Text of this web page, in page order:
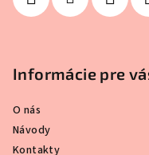
Informácie pre
O nás
Návody
Kontakty